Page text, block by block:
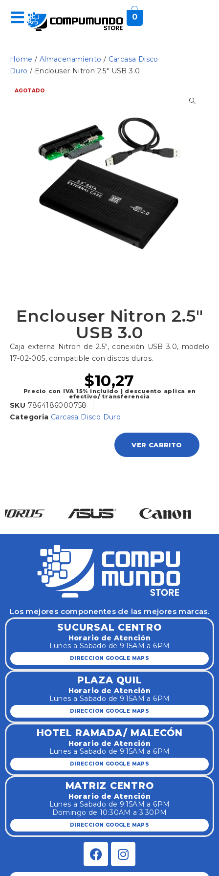
0
Home / Almacenamiento / Carcasa Disco
Duro / Enclouser Nitron 2.5″ USB 3.0
AGOTADO
Enclouser Nitron 2.5″
USB 3.0
Caja externa Nitron de 2.5″, conexión USB 3.0, modelo
17-02-005, compatible con discos duros.
$10,27
Precio con IVA 15% incluido | descuento aplica en
efectivo/ transferencia
SKU 7864186000758
Categoria Carcasa Disco Duro
VER CARRITO
Los mejores componentes de las mejores marcas.
SUCURSAL CENTRO
Horario de Atención
Lunes a Sabado de 9:15AM a 6PM
DIRECCION GOOGLE MAPS
PLAZA QUIL
Horario de Atención
Lunes a Sabado de 9:15AM a 6PM
DIRECCION GOOGLE MAPS
HOTEL RAMADA/ MALECÓN
Horario de Atención
Lunes a Sabado de 9:15AM a 6PM
DIRECCION GOOGLE MAPS
MATRIZ CENTRO
Horario de Atención
Lunes a Sabado de 9:15AM a 6PM
Domingo de 10:30AM a 3:30PM
DIRECCION GOOGLE MAPS